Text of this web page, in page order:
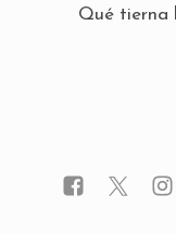
Qué tierna